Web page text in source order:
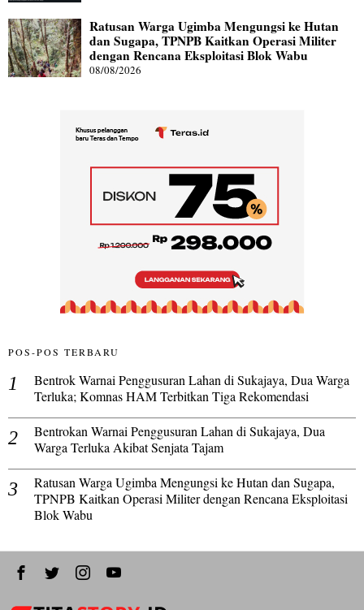
Ratusan Warga Ugimba Mengungsi ke Hutan
dan Sugapa, TPNPB Kaitkan Operasi Militer
dengan Rencana Eksploitasi Blok Wabu
08/08/2026
POS-POS TERBARU
Bentrok Warnai Penggusuran Lahan di Sukajaya, Dua Warga
Terluka; Komnas HAM Terbitkan Tiga Rekomendasi
Bentrokan Warnai Penggusuran Lahan di Sukajaya, Dua
Warga Terluka Akibat Senjata Tajam
Ratusan Warga Ugimba Mengungsi ke Hutan dan Sugapa,
TPNPB Kaitkan Operasi Militer dengan Rencana Eksploitasi
Blok Wabu